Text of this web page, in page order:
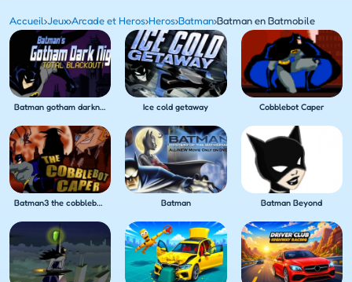
Accueil›Jeux›Arcade et Heros›Heros›Batman›Batman en Batmobile
Batman gotham darknight Ice cold getaway Cobblebot Caper
Batman3 the cobblebot caper Batman Batman Beyond